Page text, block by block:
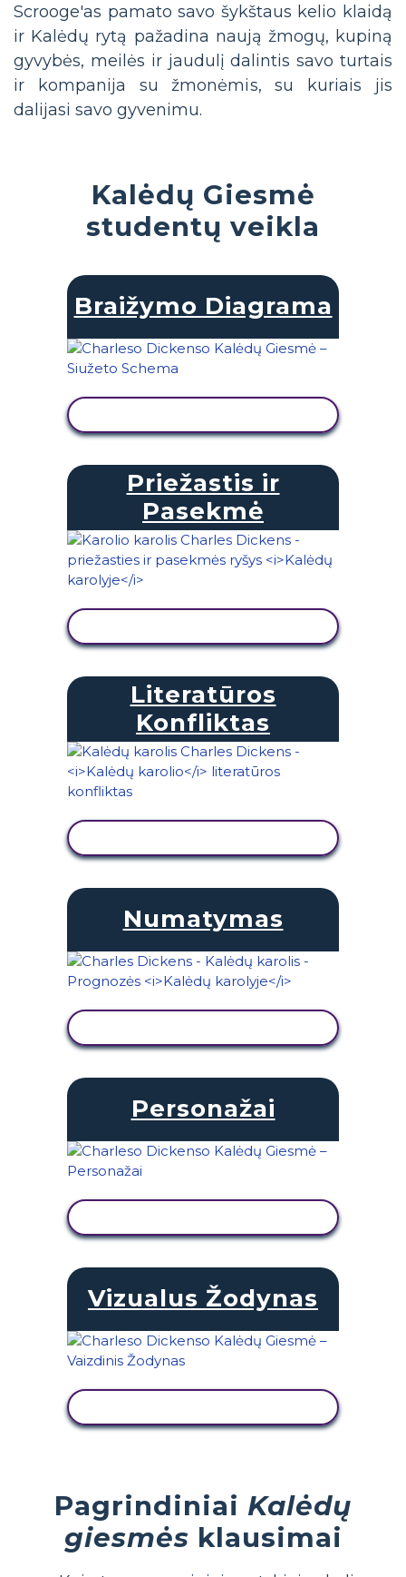
Scrooge'as pamato savo šykštaus kelio klaidą
ir Kalėdų rytą pažadina naują žmogų, kupiną
gyvybės, meilės ir jaudulį dalintis savo turtais
ir kompanija su žmonėmis, su kuriais jis
dalijasi savo gyvenimu.
Kalėdų Giesmė
studentų veikla
Braižymo Diagrama
Priežastis ir
Pasekmė
Literatūros
Konfliktas
Numatymas
Personažai
Vizualus Žodynas
Pagrindiniai Kalėdų
giesmės klausimai